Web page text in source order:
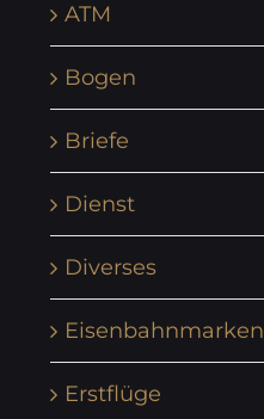
ATM
Bogen
Briefe
Dienst
Diverses
Eisenbahnmarken
Erstflüge